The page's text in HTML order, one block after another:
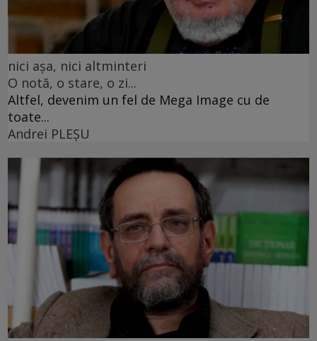
nici așa, nici altminteri
O notă, o stare, o zi...
Altfel, devenim un fel de Mega Image cu de
toate...
Andrei PLEŞU